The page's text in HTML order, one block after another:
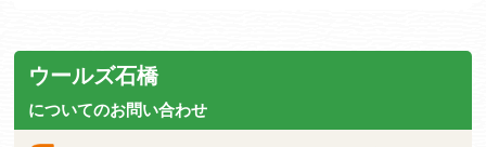
ウールズ石橋
についてのお問い合わせ